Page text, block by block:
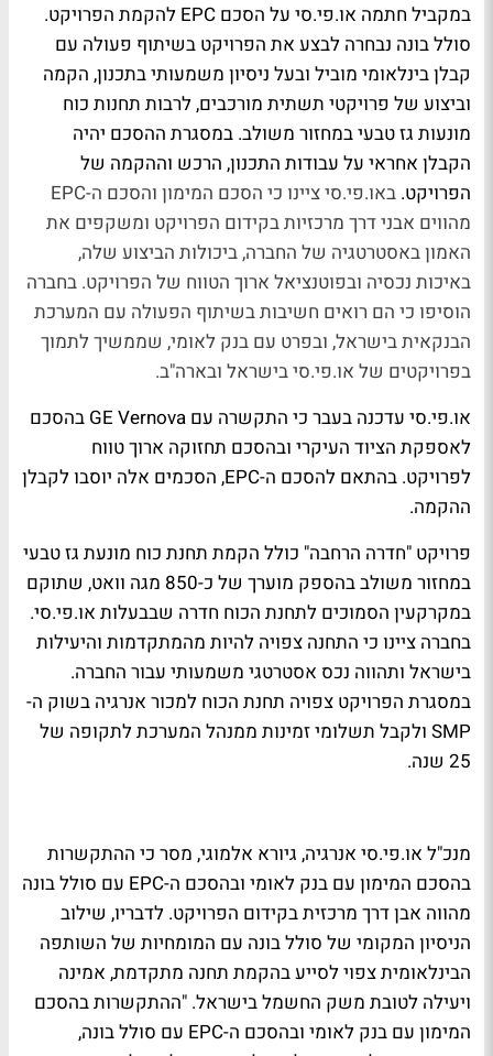
במקביל חתמה או.פי.סי על הסכם EPC להקמת הפרויקט.
סולל בונה נבחרה לבצע את הפרויקט בשיתוף פעולה עם
קבלן בינלאומי מוביל ובעל ניסיון משמעותי בתכנון, הקמה
וביצוע של פרויקטי תשתית מורכבים, לרבות תחנות כוח
מונעות גז טבעי במחזור משולב. במסגרת ההסכם יהיה
הקבלן אחראי על עבודות התכנון, הרכש וההקמה של
הפרויקט.
באו.פי.סי ציינו כי הסכם המימון והסכם ה-EPC
מהווים אבני דרך מרכזיות בקידום הפרויקט ומשקפים את
האמון באסטרטגיה של החברה, ביכולות הביצוע שלה,
באיכות נכסיה ובפוטנציאל ארוך הטווח של הפרויקט. בחברה
הוסיפו כי הם רואים חשיבות בשיתוף הפעולה עם המערכת
הבנקאית בישראל, ובפרט עם בנק לאומי, שממשיך לתמוך
בפרויקטים של או.פי.סי בישראל ובארה"ב.
או.פי.סי עדכנה בעבר כי התקשרה עם GE Vernova בהסכם
לאספקת הציוד העיקרי ובהסכם תחזוקה ארוך טווח
לפרויקט. בהתאם להסכם ה-EPC, הסכמים אלה יוסבו לקבלן
ההקמה.
פרויקט "חדרה הרחבה" כולל הקמת תחנת כוח מונעת גז טבעי
במחזור משולב בהספק מוערך של כ-850 מגה וואט, שתוקם
במקרקעין הסמוכים לתחנת הכוח חדרה שבבעלות או.פי.סי.
בחברה ציינו כי התחנה צפויה להיות מהמתקדמות והיעילות
בישראל ותהווה נכס אסטרטגי משמעותי עבור החברה.
במסגרת הפרויקט צפויה תחנת הכוח למכור אנרגיה בשוק ה-
SMP ולקבל תשלומי זמינות ממנהל המערכת לתקופה של
25 שנה.
מנכ"ל או.פי.סי אנרגיה, גיורא אלמוגי, מסר כי ההתקשרות
בהסכם המימון עם בנק לאומי ובהסכם ה-EPC עם סולל בונה
מהווה אבן דרך מרכזית בקידום הפרויקט. לדבריו, שילוב
הניסיון המקומי של סולל בונה עם המומחיות של השותפה
הבינלאומית צפוי לסייע בהקמת תחנה מתקדמת, אמינה
ויעילה לטובת משק החשמל בישראל. "ההתקשרות בהסכם
המימון עם בנק לאומי ובהסכם ה-EPC עם סולל בונה,